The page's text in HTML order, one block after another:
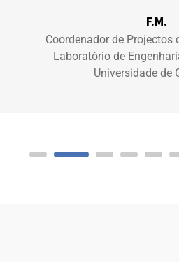
F.M.
Coordenador de Projectos
Laboratório de
Universidade de